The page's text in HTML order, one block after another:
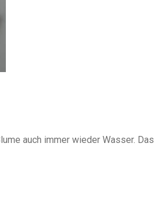
auch immer wieder Wasser. Das